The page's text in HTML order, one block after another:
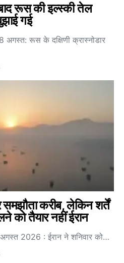
रूस की इल्स्की तेल
गई
अगस्त: रूस के दक्षिणी क्रास्नोडार
करीब, लेकिन शर्तें
को तैयार नहीं ईरान
2026 : ईरान ने शनिवार को…